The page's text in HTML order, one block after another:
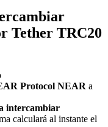
Tether TRC20
Protocol NEAR a
intercambiar
calculará al instante el